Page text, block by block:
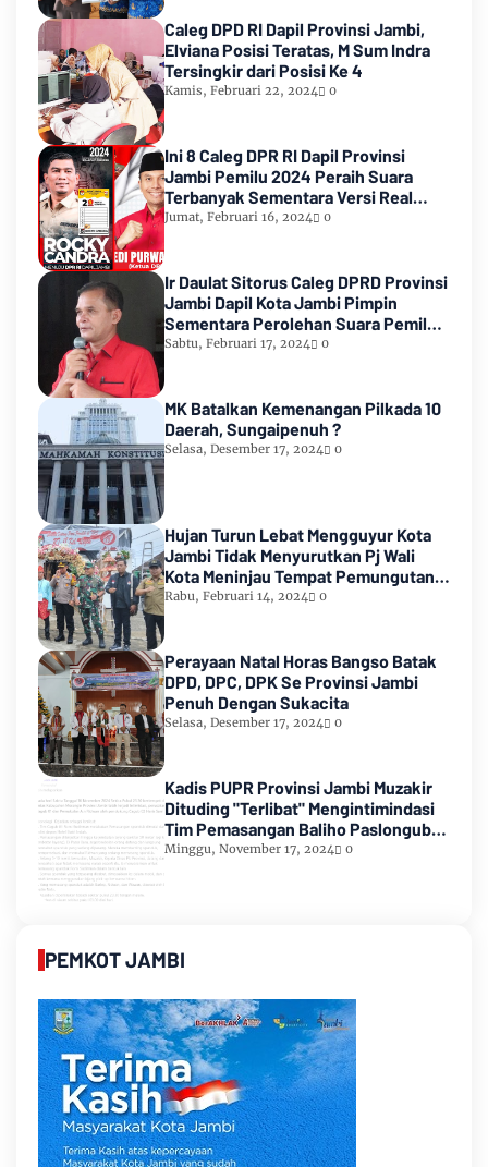
Caleg DPD RI Dapil Provinsi Jambi,
Elviana Posisi Teratas, M Sum Indra
Tersingkir dari Posisi Ke 4
Kamis, Februari 22, 2024 0
Ini 8 Caleg DPR RI Dapil Provinsi
Jambi Pemilu 2024 Peraih Suara
Terbanyak Sementara Versi Real
Count KPU RI
Jumat, Februari 16, 2024 0
Ir Daulat Sitorus Caleg DPRD Provinsi
Jambi Dapil Kota Jambi Pimpin
Sementara Perolehan Suara Pemilu
2024
Sabtu, Februari 17, 2024 0
MK Batalkan Kemenangan Pilkada 10
Daerah, Sungaipenuh ?
Selasa, Desember 17, 2024 0
Hujan Turun Lebat Mengguyur Kota
Jambi Tidak Menyurutkan Pj Wali
Kota Meninjau Tempat Pemungutan
Suara Pemilu 2024
Rabu, Februari 14, 2024 0
Perayaan Natal Horas Bangso Batak
DPD, DPC, DPK Se Provinsi Jambi
Penuh Dengan Sukacita
Selasa, Desember 17, 2024 0
Kadis PUPR Provinsi Jambi Muzakir
Dituding "Terlibat" Mengintimindasi
Tim Pemasangan Baliho Paslongub
Romi-Sudirman
Minggu, November 17, 2024 0
PEMKOT JAMBI